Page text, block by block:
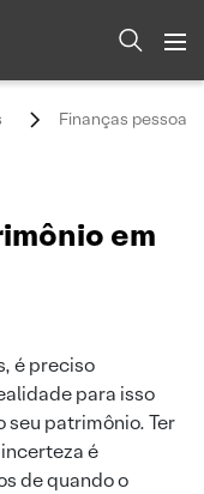
Finanças pessoais
em
é preciso
para isso
seu patrimônio. Ter
é
de quando o